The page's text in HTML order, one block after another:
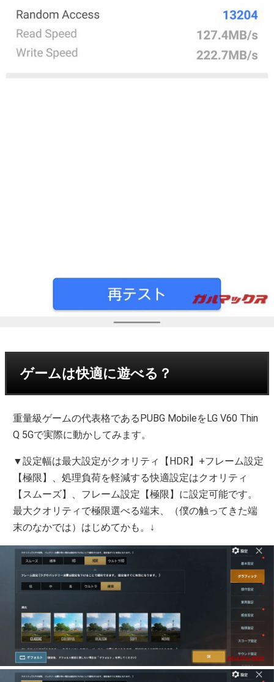
ゲームは快適に遊べる？
重量級ゲームの代表格であるPUBG MobileをLG V60 Thin
Q 5Gで実際に動かしてみます。
▼設定幅は最大設定がクオリティ【HDR】+フレーム設定
【極限】、処理負荷を軽減する快適設定はクオリティ
【スムーズ】、フレーム設定【極限】に設定可能です。
最大クオリティで極限選べる端末、（僕の触ってきた端
末のなかでは）はじめてかも。↓